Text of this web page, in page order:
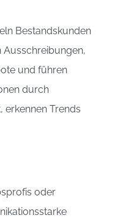
Bestandskunden
Ausschreibungen,
und führen
durch
erkennen Trends
oder